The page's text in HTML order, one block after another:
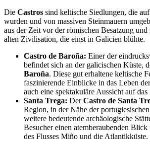
Die Castros sind keltische Siedlungen, die
wurden und von massiven Steinmauern
aus der Zeit vor der römischen Besatzung und
alten Zivilisation, die einst in Galicien blühte.
Castro de Baroña: Einer der
befindet sich an der galicischen Küste,
Baroña. Diese gut erhaltene keltische
faszinierende Einblicke in das Leben
auch eine spektakuläre Aussicht auf das
Santa Trega: DerCastro de Santa
Region, in der Nähe der
weitere bedeutende archäologische
Besucher einen atemberaubenden
des Flusses Miño und die Atlantikküste.